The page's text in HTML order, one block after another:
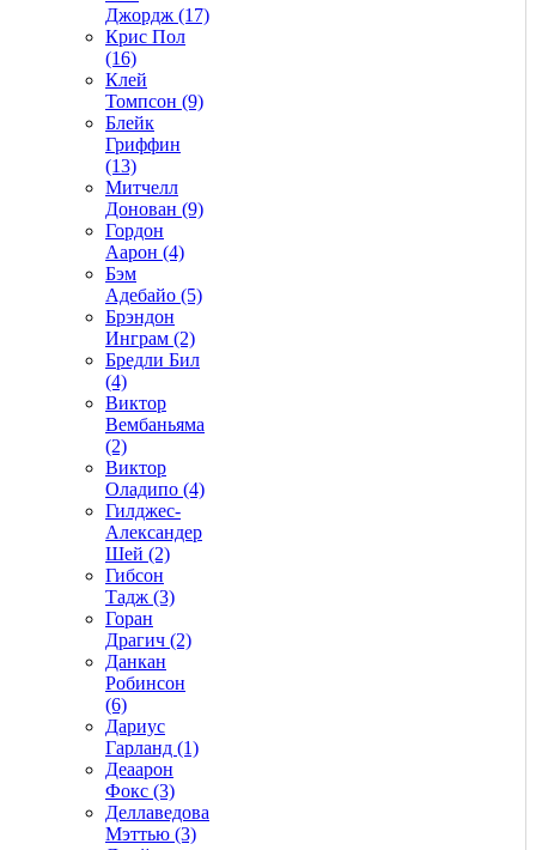
Джордж (17)
Крис Пол
(16)
Клей
Томпсон (9)
Блейк
Гриффин
(13)
Митчелл
Донован (9)
Гордон
Аарон (4)
Бэм
Адебайо (5)
Брэндон
Инграм (2)
Бредли Бил
(4)
Виктор
Вембаньяма
(2)
Виктор
Оладипо (4)
Гилджес-
Александер
Шей (2)
Гибсон
Тадж (3)
Горан
Драгич (2)
Данкан
Робинсон
(6)
Дариус
Гарланд (1)
Деаарон
Фокс (3)
Деллаведова
Мэттью (3)